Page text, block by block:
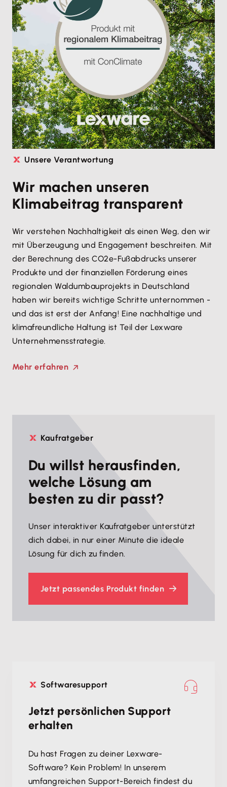
Unsere Verantwortung
Wir machen unseren
Klimabeitrag transparent
Wir verstehen Nachhaltigkeit als einen Weg, den wir
mit Überzeugung und Engagement beschreiten. Mit
der Berechnung des CO2e-Fußabdrucks unserer
Produkte und der finanziellen Förderung eines
regionalen Waldumbauprojekts in Deutschland
haben wir bereits wichtige Schritte unternommen -
und das ist erst der Anfang! Eine nachhaltige und
klimafreundliche Haltung ist Teil der Lexware
Unternehmensstrategie.
Mehr erfahren
Kaufratgeber
Du willst herausfinden,
welche Lösung am
besten zu dir passt?
Unser interaktiver Kaufratgeber unterstützt
dich dabei, in nur einer Minute die ideale
Lösung für dich zu finden.
Jetzt passendes Produkt finden
Softwaresupport
Jetzt persönlichen Support
erhalten
Du hast Fragen zu deiner Lexware-
Software? Kein Problem! In unserem
umfangreichen Support-Bereich findest du